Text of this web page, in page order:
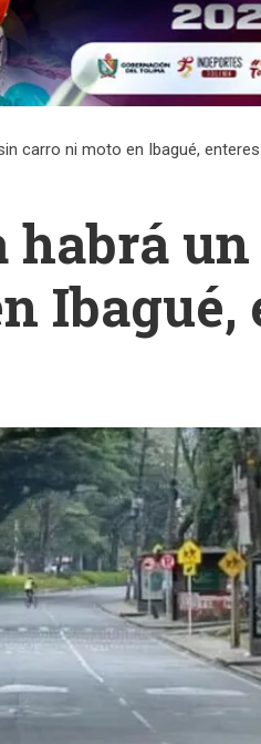
carro ni moto en Ibagué,
habrá
Ibagué,